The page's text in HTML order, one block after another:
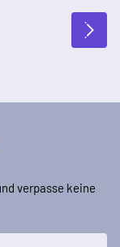
verpasse keine